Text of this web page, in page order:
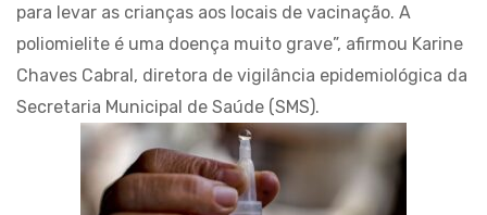
para levar as crianças aos locais de vacinação. A
poliomielite é uma doença muito grave”, afirmou Karine
Chaves Cabral, diretora de vigilância epidemiológica da
Secretaria Municipal de Saúde (SMS).